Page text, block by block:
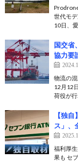
世代モ
10日、
国交省
協力要
物流の
12月12
荷役が
【独
ス」、
福利厚
果も セ